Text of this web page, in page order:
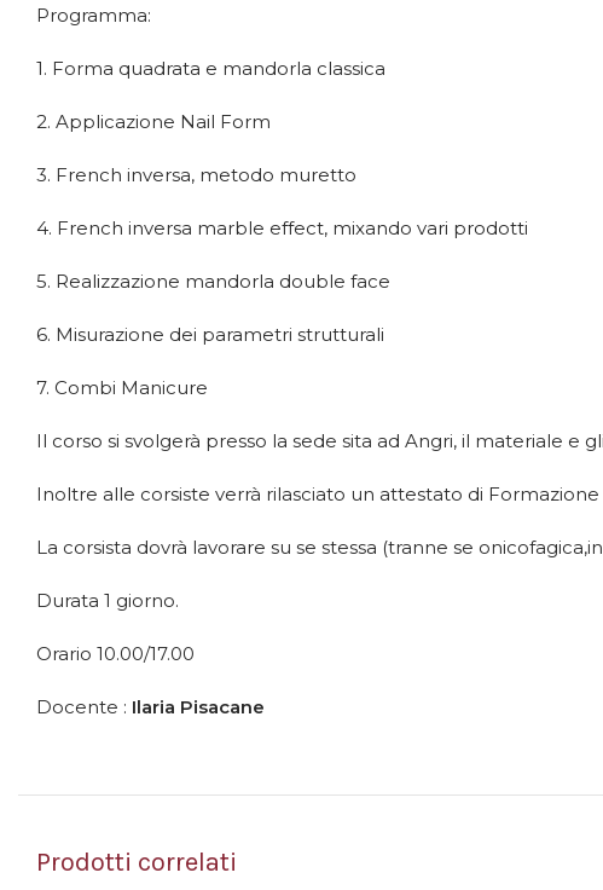
Programma:
1. Forma quadrata e mandorla classica
2. Applicazione Nail Form
3. French inversa, metodo muretto
4. French inversa marble effect, mixando vari prodotti
5. Realizzazione mandorla double face
6. Misurazione dei parametri strutturali
7. Combi Manicure
Il corso si svolgerà presso la sede sita ad Angri, il materiale e
Inoltre alle corsiste verrà rilasciato un attestato di Formazione
La corsista dovrà lavorare su se stessa (tranne se
Durata 1 giorno.
Orario 10.00/17.00
Docente : Ilaria Pisacane
Prodotti correlati